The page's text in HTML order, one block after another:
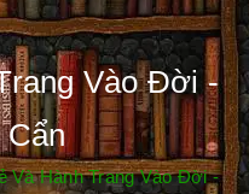
Vào Đời -
Cẩn
Và Hành Trang Vào Đời -